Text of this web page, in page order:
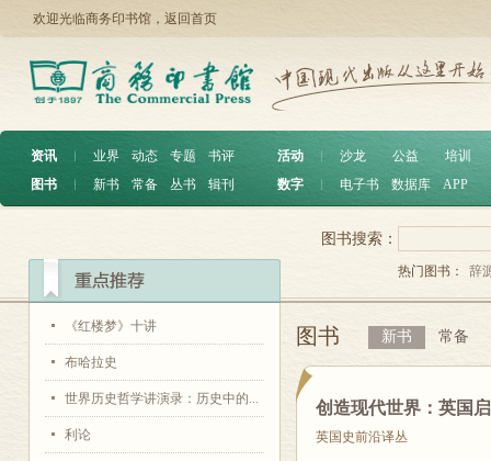
欢迎光临商务印书馆， 返回首页
资讯 ︱ 业界 动态 专题
书评
图书
︱ 新书 常备 丛书 辑刊
活动 沙龙 公益
培训
数字
电子书 数据库 APP
《红楼梦》十讲
布哈拉史
世界历史哲学讲演录：历史中的...
利论
图书搜索：
热门图书： 辞
图书 新书 常备
创造现代世界：英国
英国史前沿译丛